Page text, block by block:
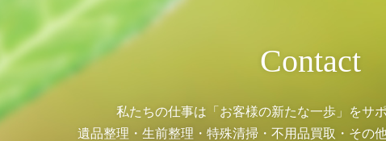
Contact
私たちの仕事は「お客様の新たな一歩」をサ
遺品整理・生前整理・特殊清掃・不用品買取・その